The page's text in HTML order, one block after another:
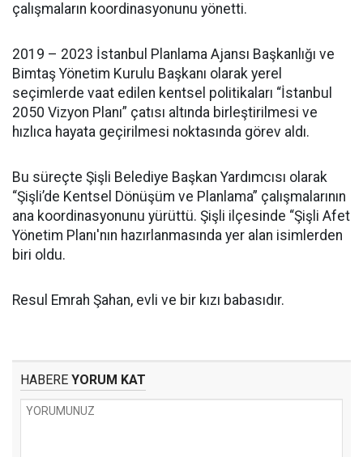
çalışmaların koordinasyonunu yönetti.
2019 – 2023 İstanbul Planlama Ajansı Başkanlığı ve
Bimtaş Yönetim Kurulu Başkanı olarak yerel
seçimlerde vaat edilen kentsel politikaları “İstanbul
2050 Vizyon Planı” çatısı altında birleştirilmesi ve
hızlıca hayata geçirilmesi noktasında görev aldı.
Bu süreçte Şişli Belediye Başkan Yardımcısı olarak
“Şişli’de Kentsel Dönüşüm ve Planlama” çalışmalarının
ana koordinasyonunu yürüttü. Şişli ilçesinde “Şişli Afet
Yönetim Planı'nın hazırlanmasında yer alan isimlerden
biri oldu.
Resul Emrah Şahan, evli ve bir kızı babasıdır.
HABERE YORUM KAT